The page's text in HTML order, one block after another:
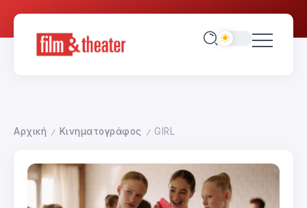
Αρχική / Κινηματογράφος / GIRL